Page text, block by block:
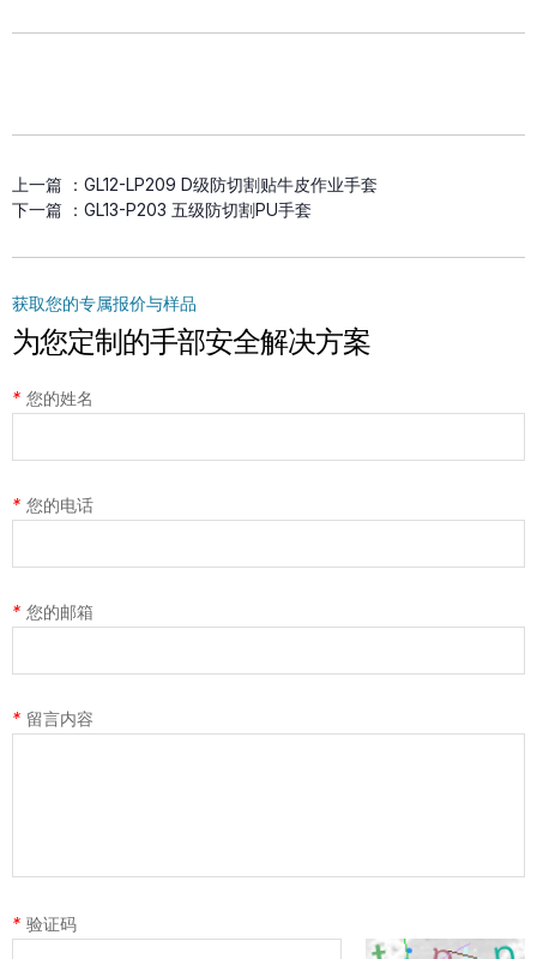
上一篇 ： GL12-LP209 D级防切割贴牛皮作业手套
下一篇 ： GL13-P203 五级防切割PU手套
获取您的专属报价与样品
为您定制的手部安全解决方案
* 您的姓名
* 您的电话
* 您的邮箱
* 留言内容
* 验证码